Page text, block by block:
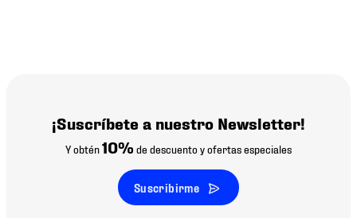
¡Suscríbete a nuestro Newsletter!
Y obtén10% de descuento y ofertas especiales
Suscribirme